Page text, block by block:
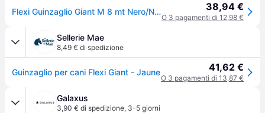
Flexi Guinzaglio Giant M 8 mt Nero/Neon per cani grandi e forti 38,94 €
O 3 pagamenti di 12,98 €
Sellerie Mae
8,49 € di spedizione
Guinzaglio per cani Flexi Giant - Jaune 41,62 €
O 3 pagamenti di 13,87 €
Galaxus
3,90 € di spedizione, 3-5 giorni